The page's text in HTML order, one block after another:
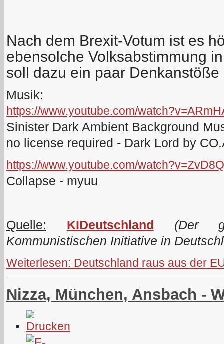
Nach dem Brexit-Votum ist es
ebensolche Volksabstimmung
soll dazu ein paar Denkanstöße
Musik:
https://www.youtube.com/
Sinister Dark Ambient Background
no license required - Dark Lord by
https://www.youtube.com/
Collapse - myuu
Quelle: KIDeutschland (Der
Kommunistischen Initiative in
Weiterlesen: Deutschland raus aus der
Nizza, München, Ansbach -